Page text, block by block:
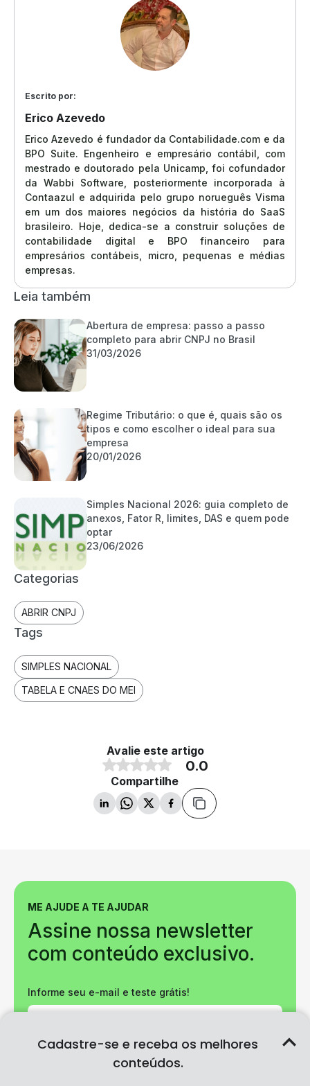
Escrito por:
Erico Azevedo
Erico Azevedo é fundador da Contabilidade.com e da
BPO Suite. Engenheiro e empresário contábil, com
mestrado e doutorado pela Unicamp, foi cofundador
da Wabbi Software, posteriormente incorporada à
Contaazul e adquirida pelo grupo norueguês Visma
em um dos maiores negócios da história do SaaS
brasileiro. Hoje, dedica-se a construir soluções de
contabilidade digital e BPO financeiro para
empresários contábeis, micro, pequenas e médias
empresas.
Cadastre-se e receba os melhores
conteúdos.
Leia também
Abertura de empresa: passo a passo
completo para abrir CNPJ no Brasil
31/03/2026
Regime Tributário: o que é, quais são os
tipos e como escolher o ideal para sua
empresa
20/01/2026
Simples Nacional 2026: guia completo de
anexos, Fator R, limites, DAS e quem pode
optar
23/06/2026
Categorias
ABRIR CNPJ
Tags
SIMPLES NACIONAL
TABELA E CNAES DO MEI
Avalie este artigo
0.0
Compartilhe
ME AJUDE A TE AJUDAR
Assine nossa newsletter
com conteúdo exclusivo.
Informe seu e-mail e teste grátis!
Cadastre-se